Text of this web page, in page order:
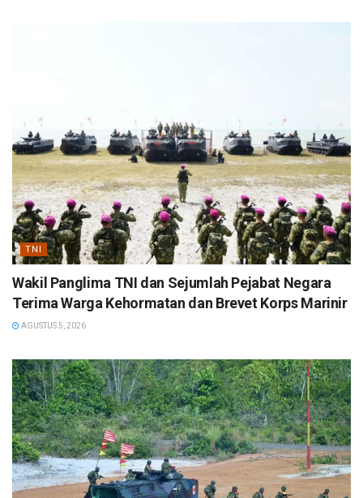
TNI
Wakil Panglima TNI dan Sejumlah Pejabat Negara
Terima Warga Kehormatan dan Brevet Korps Marinir
AGUSTUS 5, 2026